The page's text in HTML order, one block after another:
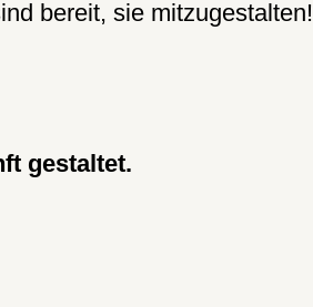
bereit, sie mitzugestalten!
gestaltet.